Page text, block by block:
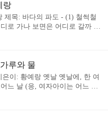
주 왔지만 밖
리는 텐트를 만
사흘이 걸렸다.
음식 만드는
. 방해자도 많았
새로운 과일
..
랑
제목: 바다의 파도 - (1) 철썩철
로 가나 보면은 어디로 갈까 궁
우면 어디론가 흘러가게 되어
하얀 거품과 함께 파도에 떠밀
드니 Circular Quay 동그란 부
때 지은 자작 동시. 배 가장자
부딪혀 하얀색 거품을 내는 것
이 10살 (만8세)
루와 물
이: 황예랑 옛날 옛날에, 한 여
느 날 (응, 여자아이는 어느 날)
슨 힘인지얘기해줄게요. 하늘
새 하늘을 날고 있었어요.(오